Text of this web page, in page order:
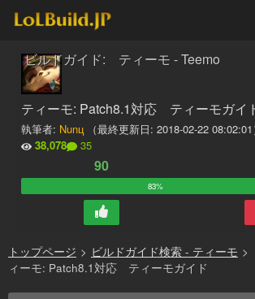
ビルドガイド: ティーモ - Teemo
ティーモ: Patch8.1対応 ティーモガイ
執筆者: Nunц （最終更新日: 2018-02-22 08:02:01
38,078
35
90
83%
トップページ > ビルドガイド検索 - ティーモ >
ィーモ: Patch8.1対応 ティーモガイド